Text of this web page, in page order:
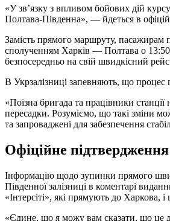
«У зв’язку з впливом бойових дій
Полтава-Південна», — йдеться в
Замість прямого маршруту,
сполученням Харків — Полтава о
безпосередньо на свій швидкісний
В Укрзалізниці запевняють, що процес
«Поїзна бригада та працівники
пересадки. Розуміємо, що такі зміни
та запроваджені для забезпечення
Офіційне підтвердження
Інформацію щодо зупинки прямого
Південної залізниці в коментарі
«Інтерсіті», які прямують до Харкова,
«Єдине, що я можу вам сказати, що це